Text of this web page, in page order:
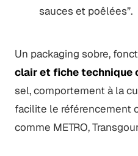
sauces et poêlées”.
Un packaging sobre,
clair et fiche technique
sel, comportement à la
facilite le référencement
comme METRO,